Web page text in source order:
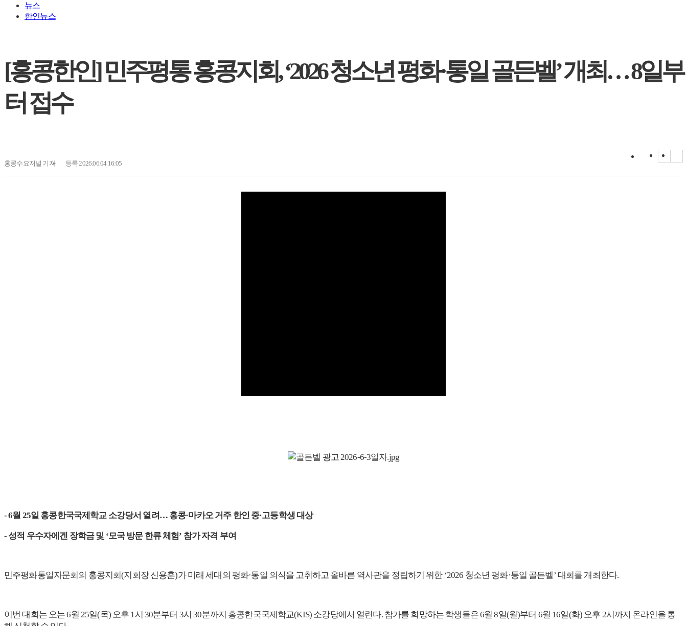
뉴스
한인뉴스
[홍콩한인] 민주평통 홍콩지회, ‘2026 청소년 평화·통일 골든벨’ 개최… 8일부
터 접수
홍콩수요저널 기자 등록 2026.06.04 16:05
- 6월 25일 홍콩한국국제학교 소강당서 열려… 홍콩·마카오 거주 한인 중·고등학생 대상
- 성적 우수자에겐 장학금 및 ‘모국 방문 한류 체험’ 참가 자격 부여
민주평화통일자문회의 홍콩지회(지회장 신용훈)가 미래 세대의 평화·통일 의식을 고취하고 올바른 역사관을 정립하기 위한 ‘2026 청소년 평화·통일 골든벨’ 대회를 개최한다.
이번 대회는 오는 6월 25일(목) 오후 1시 30분부터 3시 30분까지 홍콩한국국제학교(KIS) 소강당에서 열린다. 참가를 희망하는 학생들은 6월 8일(월)부터 6월 16일(화) 오후 2시까지 온라인을 통